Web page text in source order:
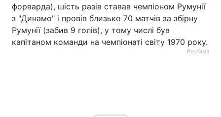
форварда), шість разів ставав чемпіоном Румунії
з "Динамо" і провів близько 70 матчів за збірну
Румунії (забив 9 голів), у тому числі був
капітаном команди на чемпіонаті світу 1970 року.
Реклама